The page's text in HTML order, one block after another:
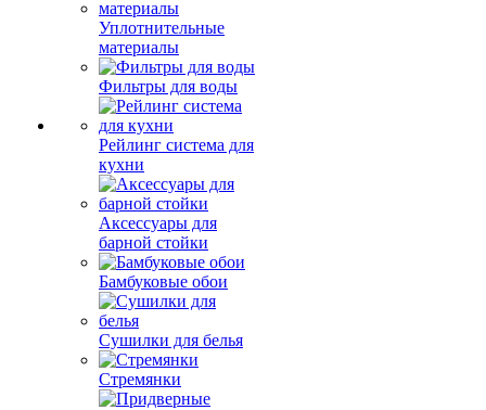
Уплотнительные
материалы
Фильтры для воды
Рейлинг система для
кухни
Аксессуары для
барной стойки
Бамбуковые обои
Сушилки для белья
Стремянки